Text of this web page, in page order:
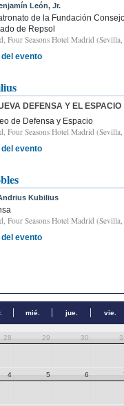
León, Jr.
de la Fundación
de Repsol
Four Seasons Hotel Madrid
del evento
DEFENSA Y EL ESPACIO
de Defensa y Espacio
Four Seasons Hotel Madrid
del evento
Kubilius
Four Seasons Hotel Madrid
del evento
mié. jue. vie.
28 29 30
4 5 6